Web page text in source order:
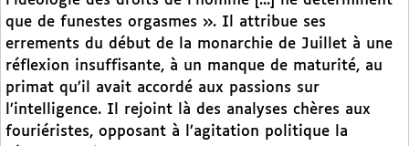
que de funestes orgasmes ». Il attribue ses
errements du début de la monarchie de Juillet à une
réflexion insuffisante, à un manque de maturité, au
primat qu’il avait accordé aux passions sur
l’intelligence. Il rejoint là des analyses chères aux
fouriéristes, opposant à l’agitation politique la